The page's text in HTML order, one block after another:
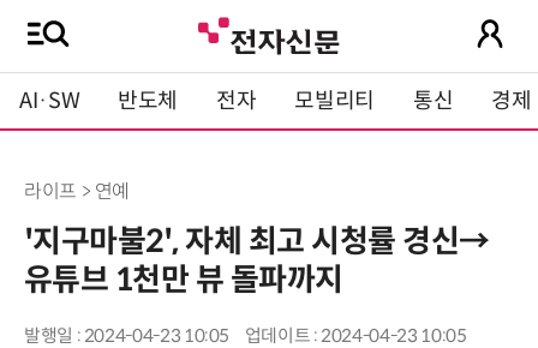
AI·SW 반도체 전자 모빌리티 통신 경제
라이프 > 연예
'지구마불2', 자체 최고 시청률 경신→
유튜브 1천만 뷰 돌파까지
발행일 : 2024-04-23 10:05 업데이트 : 2024-04-23 10:05